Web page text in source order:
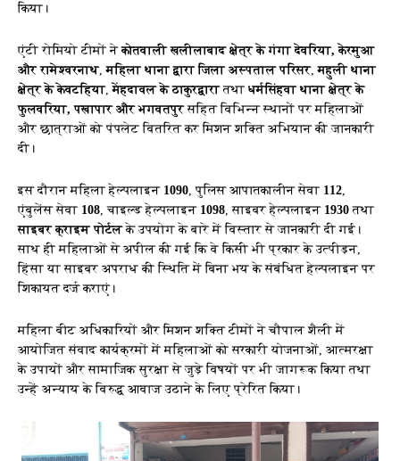
किया।
एंटी रोमियो टीमों नेकोतवाली खलीलाबाद क्षेत्र के गंगा देवरिया, केरमुआ
और रामेश्वरनाथ,महिला थाना द्वारा जिला अस्पताल परिसर,महुली थाना
क्षेत्र के केवटहिया,मेंहदावल के ठाकुरद्वारातथा धर्मसिंहवा थाना क्षेत्र के
फुलवरिया, पखापार और भगवतपुरसहित विभिन्न स्थानों पर महिलाओं
और छात्राओं को पंपलेट वितरित कर मिशन शक्ति अभियान की जानकारी
दी।
इस दौरान महिला हेल्पलाइन 1090 , पुलिस आपातकालीन सेवा 112
एंबुलेंस सेवा 108 , चाइल्ड हेल्पलाइन 1098 , साइबर हेल्पलाइन 1930 तथा
साइबर क्राइम पोर्टलके उपयोग के बारे में विस्तार से जानकारी दी गई।
साथ ही महिलाओं से अपील की गई कि वे किसी भी प्रकार के उत्पीड़न,
हिंसा या साइबर अपराध की स्थिति में बिना भय के संबंधित हेल्पलाइन पर
शिकायत दर्ज कराएं।
महिला बीट अधिकारियों और मिशन शक्ति टीमों ने चौपाल शैली में
आयोजित संवाद कार्यक्रमों में महिलाओं को सरकारी योजनाओं, आत्मरक्षा
के उपायों और सामाजिक सुरक्षा से जुड़े विषयों पर भी जागरूक किया तथा
उन्हें अन्याय के विरुद्ध आवाज उठाने के लिए प्रेरित किया।